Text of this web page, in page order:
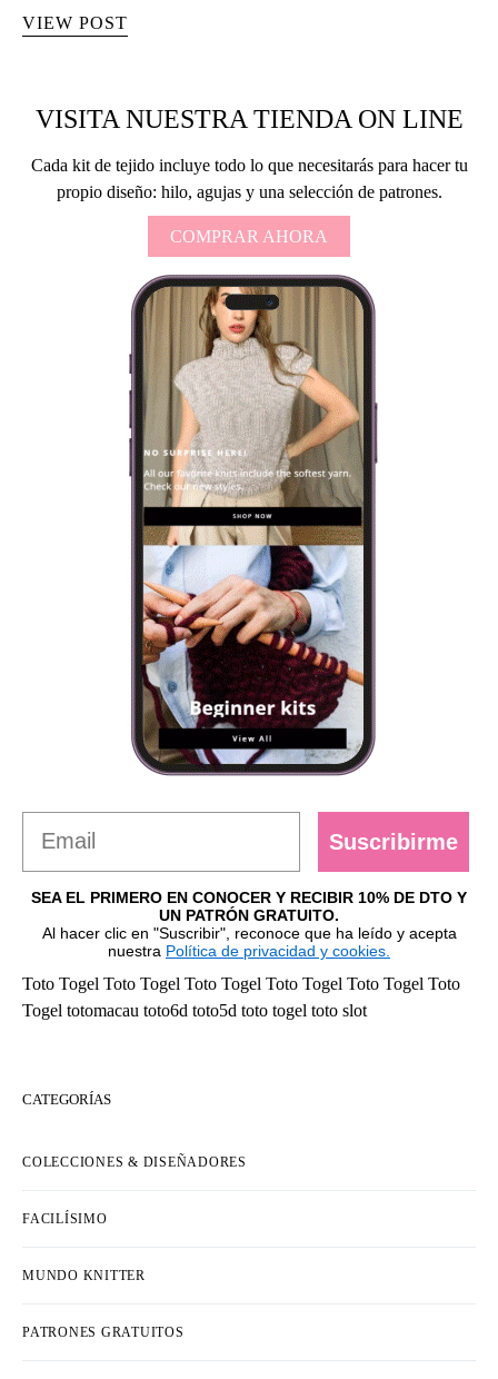
VIEW POST
VISITA NUESTRA TIENDA ON LINE
Cada kit de tejido incluye todo lo que necesitarás para hacer tu
propio diseño: hilo, agujas y una selección de patrones.
COMPRAR AHORA
Suscribirme
SEA EL PRIMERO EN CONOCER Y RECIBIR 10% DE DTO Y
UN PATRÓN GRATUITO.
Al hacer clic en "Suscribir", reconoce que ha leído y acepta
nuestra Política de privacidad y cookies.
Toto Togel Toto Togel Toto Togel Toto Togel Toto Togel Toto
Togel totomacau toto6d toto5d toto togel toto slot
CATEGORÍAS
COLECCIONES & DISEÑADORES
FACILÍSIMO
MUNDO KNITTER
PATRONES GRATUITOS